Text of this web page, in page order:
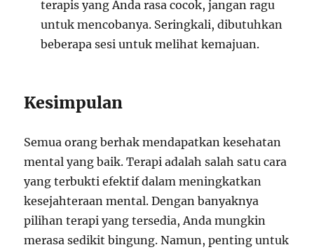
terapis yang Anda rasa cocok, jangan ragu
untuk mencobanya. Seringkali, dibutuhkan
beberapa sesi untuk melihat kemajuan.
Kesimpulan
Semua orang berhak mendapatkan kesehatan
mental yang baik. Terapi adalah salah satu cara
yang terbukti efektif dalam meningkatkan
kesejahteraan mental. Dengan banyaknya
pilihan terapi yang tersedia, Anda mungkin
merasa sedikit bingung. Namun, penting untuk